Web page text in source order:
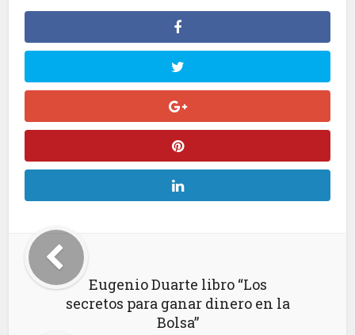
Eugenio Duarte libro “Los
secretos para ganar dinero en la
Bolsa”